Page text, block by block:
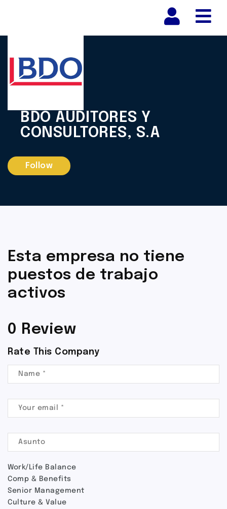
BDO AUDITORES Y
CONSULTORES, S.A
Follow
Esta empresa no tiene
puestos de trabajo
activos
0 Review
Rate This Company
Work/Life Balance
Comp & Benefits
Senior Management
Culture & Value